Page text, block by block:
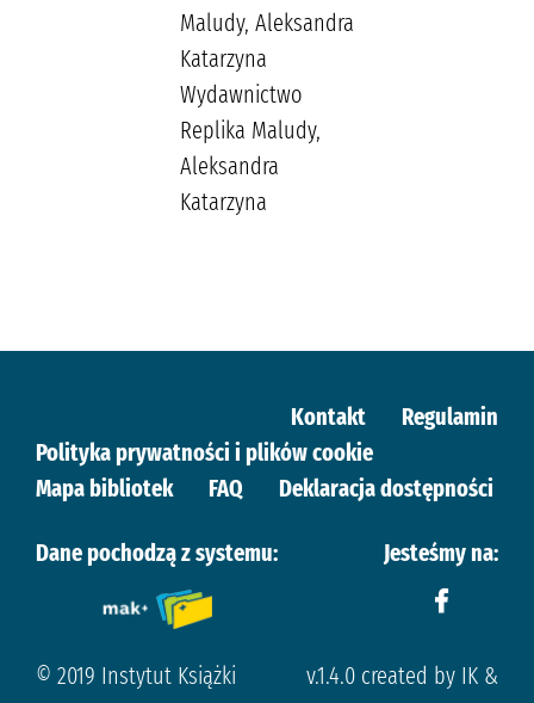
Maludy, Aleksandra
Katarzyna
Wydawnictwo
Replika Maludy,
Aleksandra
Katarzyna
Kontakt
Regulamin
Polityka prywatności i plików cookie
Mapa bibliotek
FAQ Deklaracja dostępności
Dane pochodzą z systemu: Jesteśmy na:
© 2019 Instytut Książki
v.1.4.0 created by IK &